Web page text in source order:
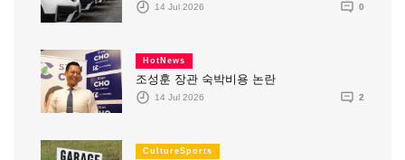
14 Jul 2026 0
HotNews
조성훈 장관 숙박비용 논란
14 Jul 2026 2
CultureSports